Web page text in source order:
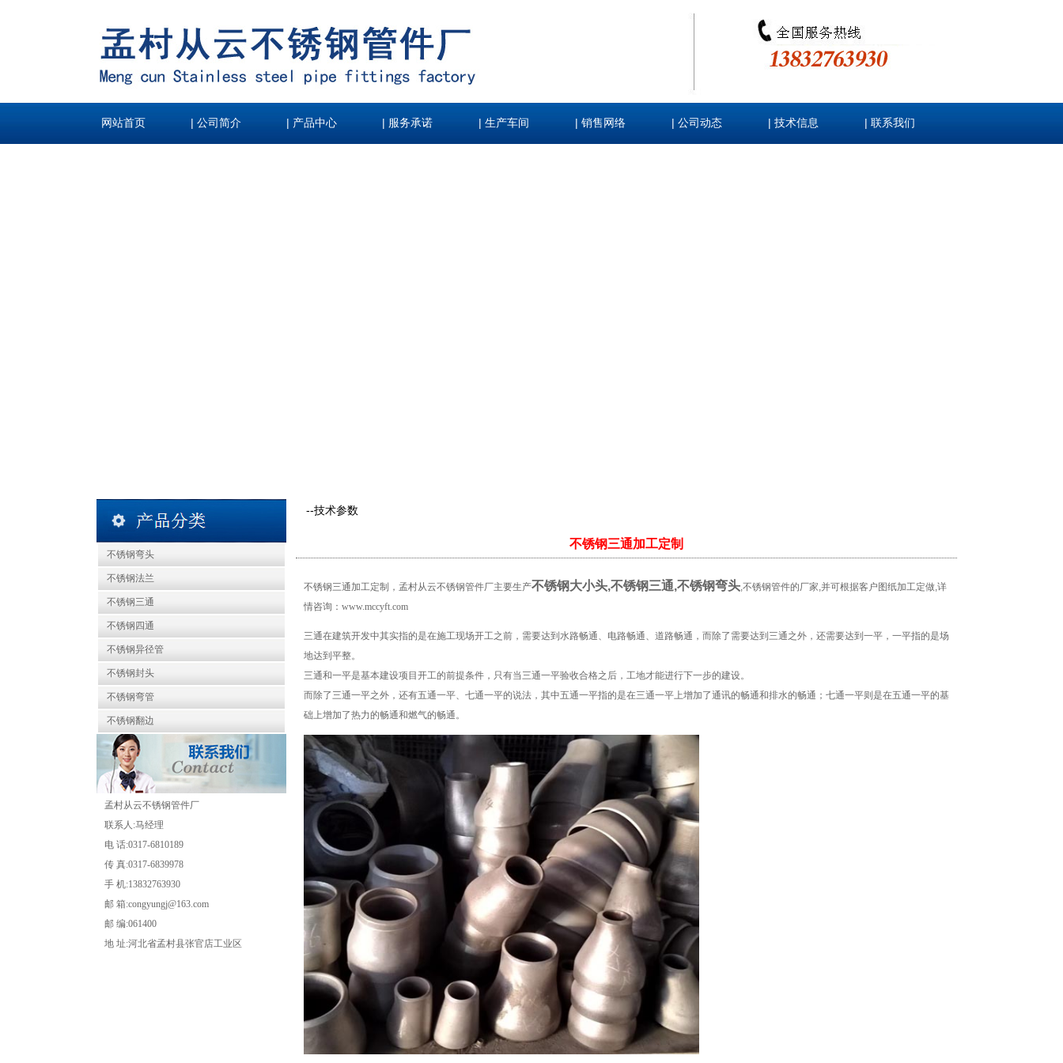
网站首页 | 公司简介 | 产品中心 | 服务承诺 | 生产车间 | 销售网络 | 公司动态 | 技术信息 | 联系我们
不锈钢弯头
不锈钢法兰
不锈钢三通
不锈钢四通
不锈钢异径管
不锈钢封头
不锈钢弯管
不锈钢翻边
孟村从云不锈钢管件厂
联系人:马经理
电 话:0317-6810189
传 真:0317-6839978
手 机:13832763930
邮 箱:congyungj@163.com
邮 编:061400
地 址:河北省孟村县张官店工业区
--技术参数
不锈钢三通加工定制
不锈钢三通加工定制， 孟村从云不锈钢管件厂主要生产不锈钢大小头,不锈钢三通,不锈钢弯头,不锈钢管件的厂家,并可根据客户图纸加工定做,详
情咨询： www.mccyft.com
三通在建筑开发中其实指的是在施工现场开工之前，需要达到水路畅通、电路畅通、道路畅通，而除了需要达到三通之外，还需要达到一平，一平指的是场
地达到平整。
三通和一平是基本建设项目开工的前提条件，只有当三通一平验收合格之后，工地才能进行下一步的建设。
而除了三通一平之外，还有五通一平、七通一平的说法，其中五通一平指的是在三通一平上增加了通讯的畅通和排水的畅通；七通一平则是在五通一平的基
础上增加了热力的畅通和燃气的畅通。